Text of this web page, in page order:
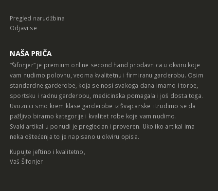
Odjavi se
“Šifonjer” je premium online second hand prodavnica u okviru koje
vam nudimo polovnu, veoma kvalitetnu i firmiranu garderobu. Osim
standardne garderobe, koja se nosi svakoga dana imamo i torbe,
sportsku i radnu garderobu, medicinska pomagala i još dosta toga.
Uvoznici smo krem klase garderobe iz Švajcarske i trudimo se da
pažljivo biramo kategorije i kvalitet robe koje vam nudimo.
Svaki artikal u ponudi je pregledan i proveren. Ukoliko artikal ima
neka oštećenja to je napisano u okviru opisa.
Vaš Šifonjer